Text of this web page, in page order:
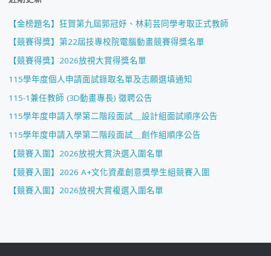
【金榜題名】狂賀第九屆郭冠妤、林莉芸同學考取正式教師
【競賽得獎】第22屆技專校院電腦動畫競賽得獎名單
【競賽得獎】2026放視大賞得獎名單
115學年度個人申請面試錄取名單及志願選填通知
115-1兼任教師 (3D動畫專長) 徵聘公告
115學年度申請入學第二階段面試＿設計組面試順序公告
115學年度申請入學第二階段面試＿創作組順序公告
【競賽入圍】2026放視大賞決選入圍名單
【競賽入圍】2026 A+文化資產創意獎學生組競賽入圍
【競賽入圍】2026放視大賞複選入圍名單